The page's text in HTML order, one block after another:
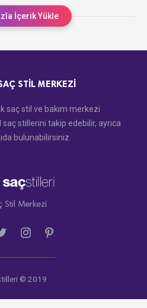
İçerik Yükle
STIL MERKEZI
saç stil ve bakım merkezi
stillerini takip edebilir, ayrıca
bulunabilirsiniz.
Stil Merkezi
© 2019